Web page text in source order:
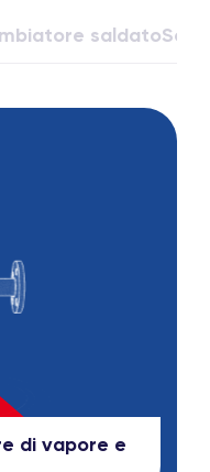
saldato
di vapore e